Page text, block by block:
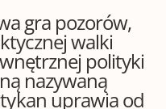
gra pozorów,
walki
polityki
nazywaną
uprawia od